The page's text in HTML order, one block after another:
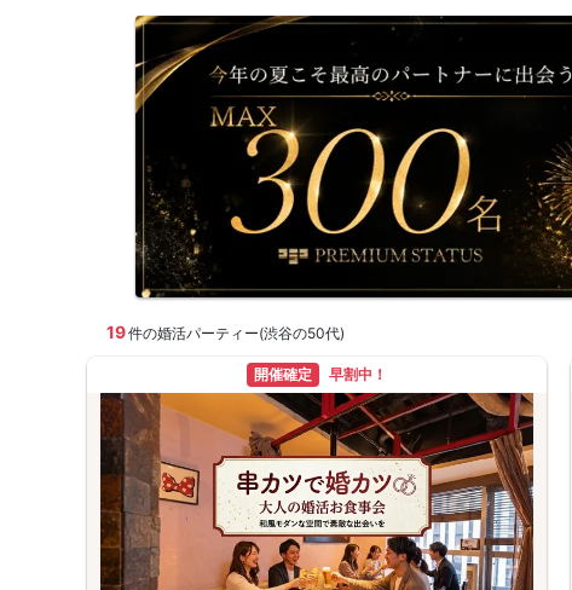
19件の婚活パーティー(渋谷の50代)
開催確定 早割中！